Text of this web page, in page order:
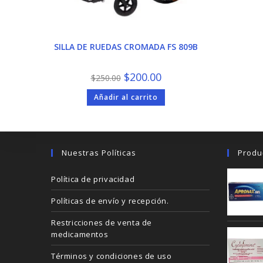
SILLA DE RUEDAS CROMADA FS 809B
$250.00 El
precio
original
era:
$250.00.
$200.00El
precio
actual
$200.00.
Añadir al carrito
Nuestras Políticas
Política de privacidad
Políticas de envío y recepción.
Restricciones de venta de
medicamentos
Términos y condiciones de uso